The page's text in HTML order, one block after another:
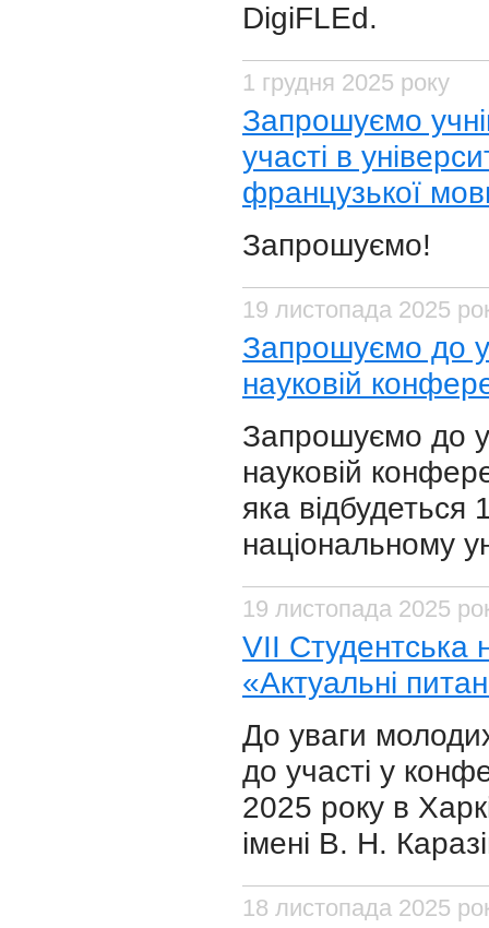
DigiFLEd.
1 грудня 2025 року
Запрошуємо
участі в
французької
Запрошуємо!
19 листопада 2025
​Запрошуємо до
науковій
​Запрошуємо до
науковій
яка
національному
19 листопада 2025
VІІ
«Актуальні
До уваги
до участі у
2025 року в
імені В. Н.
18 листопада 2025